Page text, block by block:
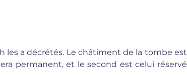
les a décrétés. Le châtiment de la tombe est
permanent, et le second est celui réservé